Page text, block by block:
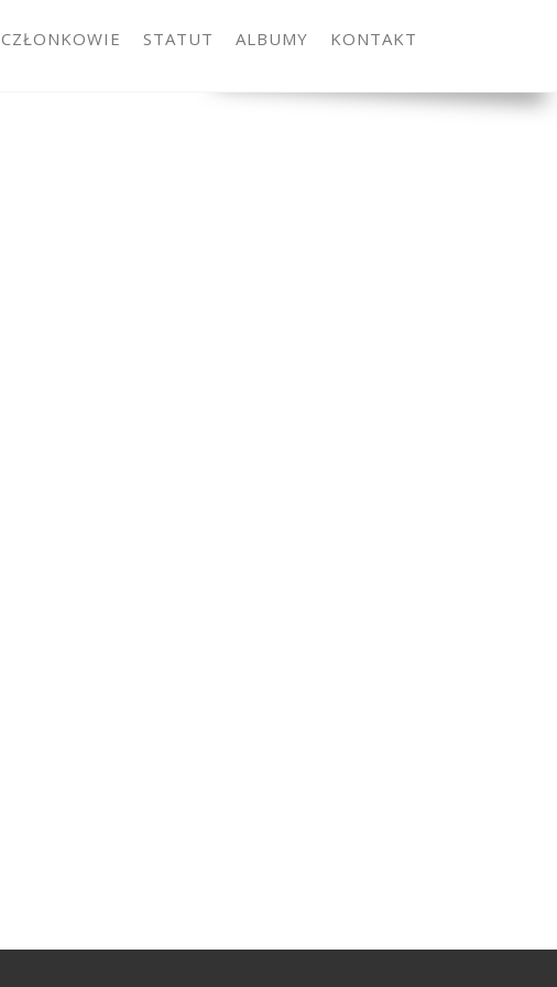
CZŁONKOWIE STATUT ALBUMY KONTAKT